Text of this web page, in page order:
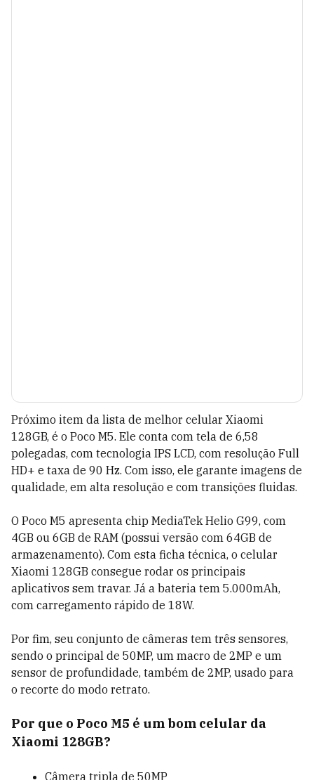
Próximo item da lista de melhor celular Xiaomi
128GB, é o Poco M5. Ele conta com tela de 6,58
polegadas, com tecnologia IPS LCD, com resolução Full
HD+ e taxa de 90 Hz. Com isso, ele garante imagens de
qualidade, em alta resolução e com transições fluidas.
O Poco M5 apresenta chip MediaTek Helio G99, com
4GB ou 6GB de RAM (possui versão com 64GB de
armazenamento). Com esta ficha técnica, o celular
Xiaomi 128GB consegue rodar os principais
aplicativos sem travar. Já a bateria tem 5.000mAh,
com carregamento rápido de 18W.
Por fim, seu conjunto de câmeras tem três sensores,
sendo o principal de 50MP, um macro de 2MP e um
sensor de profundidade, também de 2MP, usado para
o recorte do modo retrato.
Por que o Poco M5 é um bom celular da
Xiaomi 128GB?
Câmera tripla de 50MP